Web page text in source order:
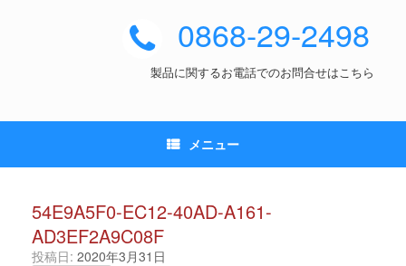
0868-29-2498
製品に関するお電話でのお問合せはこちら
メニュー
54E9A5F0-EC12-40AD-A161-
AD3EF2A9C08F
投稿日: 2020年3月31日